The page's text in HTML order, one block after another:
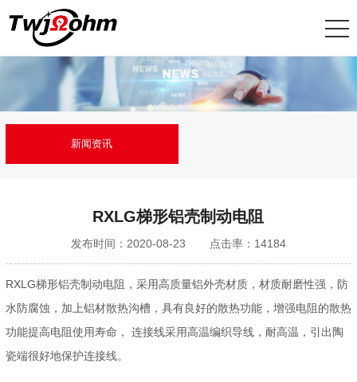
新闻资讯
RXLG梯形铝壳制动电阻
发布时间：2020-08-23 点击率：14184
RXLG梯形铝壳制动电阻，采用高质量铝外壳材质，材质耐磨性强，防
水防腐蚀，加上铝材散热沟槽，具有良好的散热功能，增强电阻的散热
功能提高电阻使用寿命， 连接线采用高温编织导线，耐高温，引出陶
瓷端很好地保护连接线。